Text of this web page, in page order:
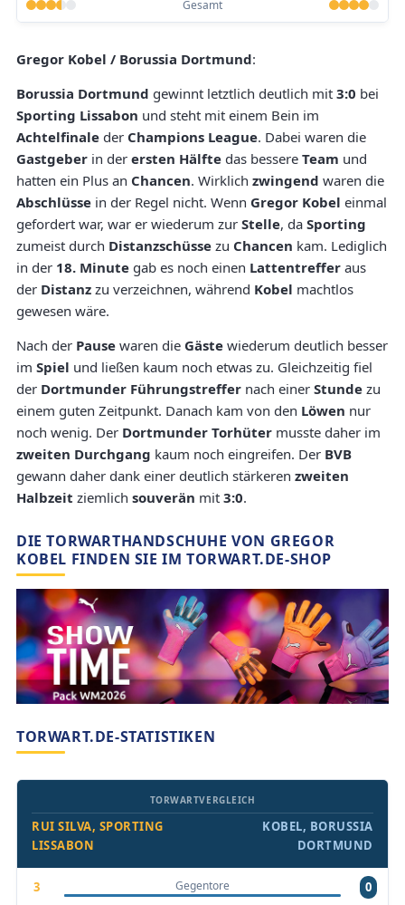
Gesamt
Gregor Kobel / Borussia Dortmund:
Borussia Dortmund gewinnt letztlich deutlich mit 3:0 bei
Sporting Lissabon und steht mit einem Bein im
Achtelfinale der Champions League. Dabei waren die
Gastgeber in der ersten Hälfte das bessere Team und
hatten ein Plus an Chancen. Wirklich zwingend waren die
Abschlüsse in der Regel nicht. Wenn Gregor Kobel einmal
gefordert war, war er wiederum zur Stelle, da Sporting
zumeist durch Distanzschüsse zu Chancen kam. Lediglich
in der 18. Minute gab es noch einen Lattentreffer aus
der Distanz zu verzeichnen, während Kobel machtlos
gewesen wäre.
Nach der Pause waren die Gäste wiederum deutlich besser
im Spiel und ließen kaum noch etwas zu. Gleichzeitig fiel
der Dortmunder Führungstreffer nach einer Stunde zu
einem guten Zeitpunkt. Danach kam von den Löwen nur
noch wenig. Der Dortmunder Torhüter musste daher im
zweiten Durchgang kaum noch eingreifen. Der BVB
gewann daher dank einer deutlich stärkeren zweiten
Halbzeit ziemlich souverän mit 3:0.
DIE TORWARTHANDSCHUHE VON GREGOR
KOBEL FINDEN SIE IM TORWART.DE-SHOP
TORWART.DE-STATISTIKEN
RUI SILVA, SPORTING
LISSABON
TORWARTVERGLEICH
KOBEL, BORUSSIA
DORTMUND
3 Gegentore 0